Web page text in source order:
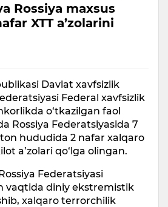
Rossiya maxsus
XTT a’zolarini
Davlat xavfsizlik
Federal xavfsizlik
o‘tkazilgan faol
Rossiya Federatsiyasida 7
hududida 2 nafar xalqaro
a’zolari qo‘lga olingan.
Federatsiyasi
vaqtida diniy ekstremistik
xalqaro terrorchilik